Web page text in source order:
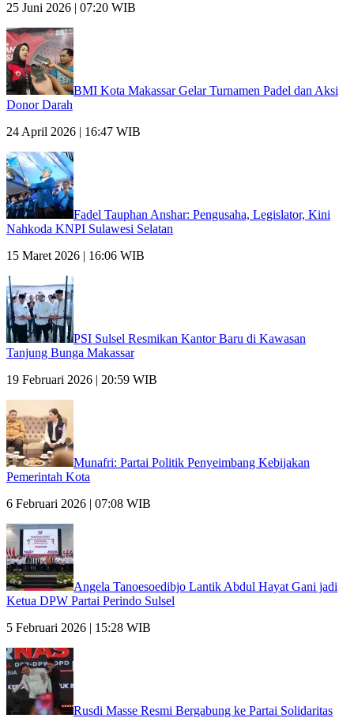
25 Juni 2026 | 07:20 WIB
BMI Kota Makassar Gelar Turnamen Padel dan Aksi
Donor Darah
24 April 2026 | 16:47 WIB
Fadel Tauphan Anshar: Pengusaha, Legislator, Kini
Nahkoda KNPI Sulawesi Selatan
15 Maret 2026 | 16:06 WIB
PSI Sulsel Resmikan Kantor Baru di Kawasan
Tanjung Bunga Makassar
19 Februari 2026 | 20:59 WIB
Munafri: Partai Politik Penyeimbang Kebijakan
Pemerintah Kota
6 Februari 2026 | 07:08 WIB
Angela Tanoesoedibjo Lantik Abdul Hayat Gani jadi
Ketua DPW Partai Perindo Sulsel
5 Februari 2026 | 15:28 WIB
Rusdi Masse Resmi Bergabung ke Partai Solidaritas